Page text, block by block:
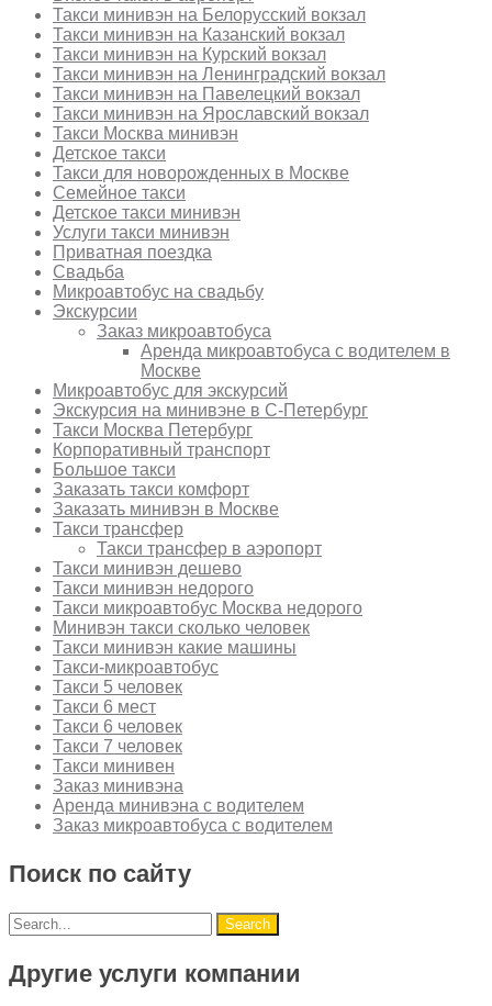
Такси минивэн на Белорусский вокзал
Такси минивэн на Казанский вокзал
Такси минивэн на Курский вокзал
Такси минивэн на Ленинградский вокзал
Такси минивэн на Павелецкий вокзал
Такси минивэн на Ярославский вокзал
Такси Москва минивэн
Детское такси
Такси для новорожденных в Москве
Семейное такси
Детское такси минивэн
Услуги такси минивэн
Приватная поездка
Свадьба
Микроавтобус на свадьбу
Экскурсии
Заказ микроавтобуса
Аренда микроавтобуса с водителем в
Москве
Микроавтобус для экскурсий
Экскурсия на минивэне в С-Петербург
Такси Москва Петербург
Корпоративный транспорт
Большое такси
Заказать такси комфорт
Заказать минивэн в Москве
Такси трансфер
Такси трансфер в аэропорт
Такси минивэн дешево
Такси минивэн недорого
Такси микроавтобус Москва недорого
Минивэн такси сколько человек
Такси минивэн какие машины
Такси-микроавтобус
Такси 5 человек
Такси 6 мест
Такси 6 человек
Такси 7 человек
Такси минивен
Заказ минивэна
Аренда минивэна с водителем
Заказ микроавтобуса с водителем
Поиск по сайту
Другие услуги компании